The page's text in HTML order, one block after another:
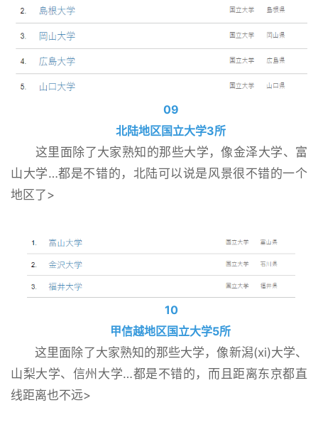
09
北陆地区国立大学3所
这里面除了大家熟知的那些大学，像金泽大学、富
山大学…都是不错的，北陆可以说是风景很不错的一个
地区了>
10
甲信越地区国立大学5所
这里面除了大家熟知的那些大学，像新潟(xi)大学、
山梨大学、信州大学…都是不错的，而且距离东京都直
线距离也不远>